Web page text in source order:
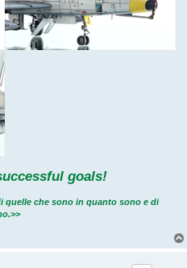
goals!
quelle che sono in quanto sono e di